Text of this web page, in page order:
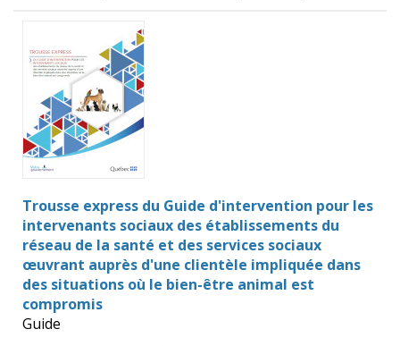
Trousse express du Guide d'intervention pour les
intervenants sociaux des établissements du
réseau de la santé et des services sociaux
œuvrant auprès d'une clientèle impliquée dans
des situations où le bien-être animal est
compromis
Guide